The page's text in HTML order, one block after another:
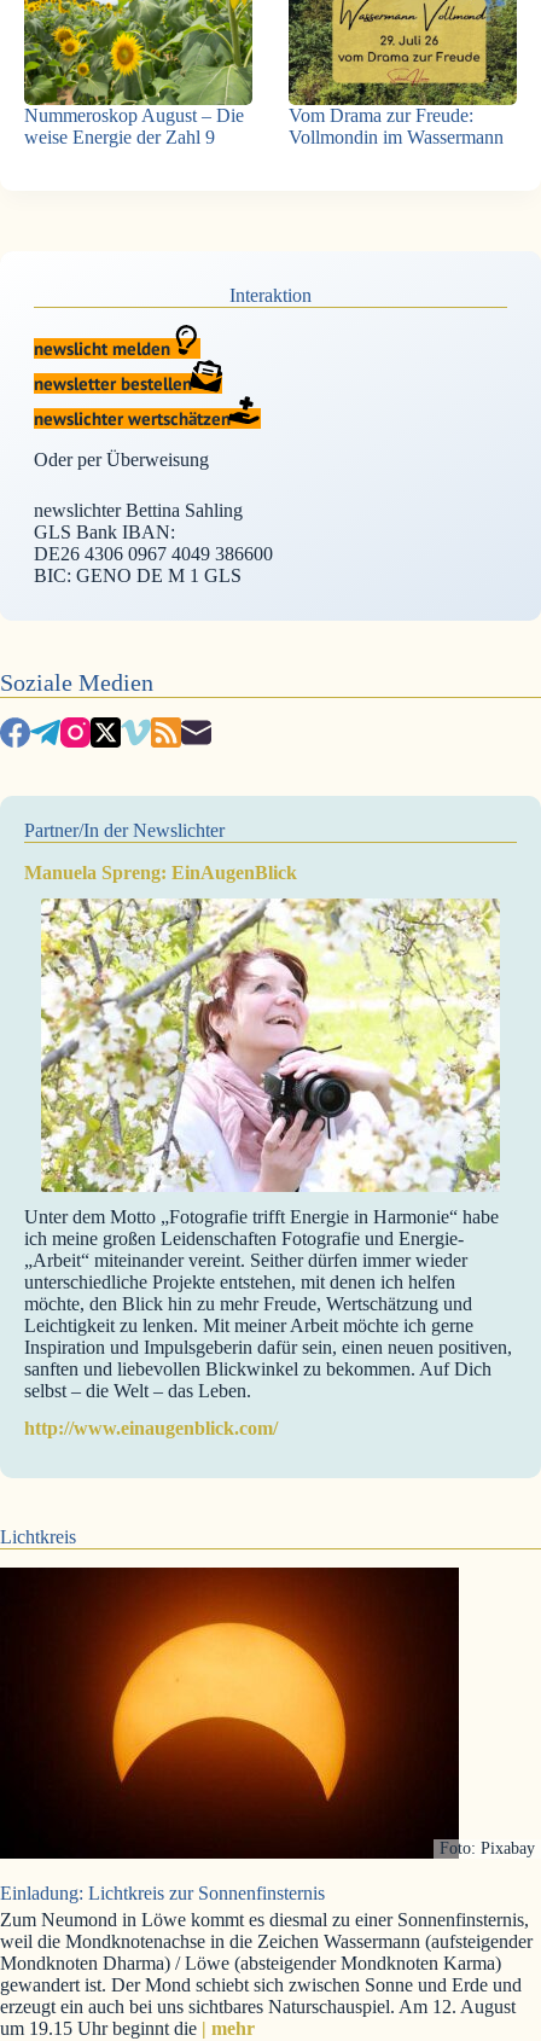
Nummeroskop August – Die
weise Energie der Zahl 9
Vom Drama zur Freude:
Vollmondin im Wassermann
Interaktion
newslicht melden
newsletter bestellen
newslichter wertschätzen
Oder per Überweisung
newslichter Bettina Sahling
GLS Bank IBAN:
DE26 4306 0967 4049 386600
BIC: GENO DE M 1 GLS
Soziale Medien
Partner/In der Newslichter
Manuela Spreng: EinAugenBlick
Unter dem Motto „Fotografie trifft Energie in Harmonie“ habe
ich meine großen Leidenschaften Fotografie und Energie-
„Arbeit“ miteinander vereint. Seither dürfen immer wieder
unterschiedliche Projekte entstehen, mit denen ich helfen
möchte, den Blick hin zu mehr Freude, Wertschätzung und
Leichtigkeit zu lenken. Mit meiner Arbeit möchte ich gerne
Inspiration und Impulsgeberin dafür sein, einen neuen positiven,
sanften und liebevollen Blickwinkel zu bekommen. Auf Dich
selbst – die Welt – das Leben.
http://www.einaugenblick.com/
Lichtkreis
Foto: Pixabay
Einladung: Lichtkreis zur Sonnenfinsternis
Zum Neumond in Löwe kommt es diesmal zu einer Sonnenfinsternis,
weil die Mondknotenachse in die Zeichen Wassermann (aufsteigender
Mondknoten Dharma) / Löwe (absteigender Mondknoten Karma)
gewandert ist. Der Mond schiebt sich zwischen Sonne und Erde und
erzeugt ein auch bei uns sichtbares Naturschauspiel. Am 12. August
um 19.15 Uhr beginnt die | mehr